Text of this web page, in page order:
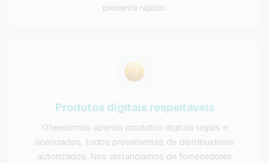
presente rápido.
Produtos digitais respeitáveis
Oferecemos apenas produtos digitais legais e
licenciados, todos provenientes de distribuidores
autorizados. Nos distanciamos de fornecedores